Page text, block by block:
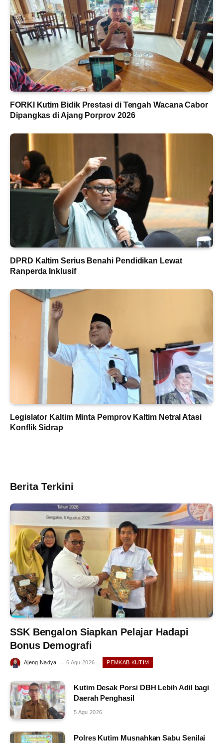
FORKI Kutim Bidik Prestasi di Tengah Wacana Cabor
Dipangkas di Ajang Porprov 2026
DPRD Kaltim Serius Benahi Pendidikan Lewat
Ranperda Inklusif
Legislator Kaltim Minta Pemprov Kaltim Netral Atasi
Konflik Sidrap
Berita Terkini
SSK Bengalon Siapkan Pelajar Hadapi
Bonus Demografi
Ajeng Nadya 6 Agu 2026 PEMKAB KUTIM
Kutim Desak Porsi DBH Lebih Adil bagi
Daerah Penghasil
5 Agu 2026
Polres Kutim Musnahkan Sabu Senilai